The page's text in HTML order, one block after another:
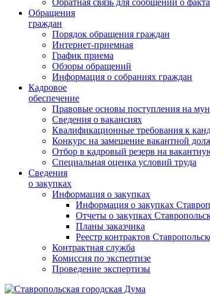
Обратная связь для сообщений о
Обращения
граждан
Порядок обращения граждан
Интернет-приемная
График приема
Обзоры обращений
Информация о собраниях граждан
Кадровое
обеспечение
Правовые основы поступления на
Сведения о вакансиях
Квалификационные требования к
Конкурс на замещение вакантной
Отбор в кадровый резерв на
Специальная оценка условий труда
Сведения
о закупках
Информация о закупках
Информация о закупках
Отчеты о закупках
Планы заказчика
Реестр контрактов
Контрактная служба
Комиссия по экспертизе
Проведение экспертизы